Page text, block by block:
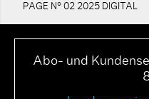
PAGE N° 02 2025 DIGITAL
Abo- und